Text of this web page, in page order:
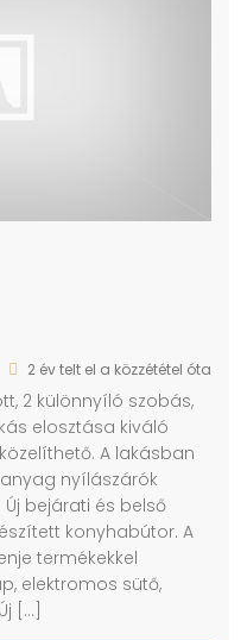
2 év telt el a közzététel óta
2 különnyíló szobás,
elosztása kiváló
A lakásban
nyílászárók
Új bejárati és belső
konyhabútor. A
termékekkel
elektromos sütő,
[…]